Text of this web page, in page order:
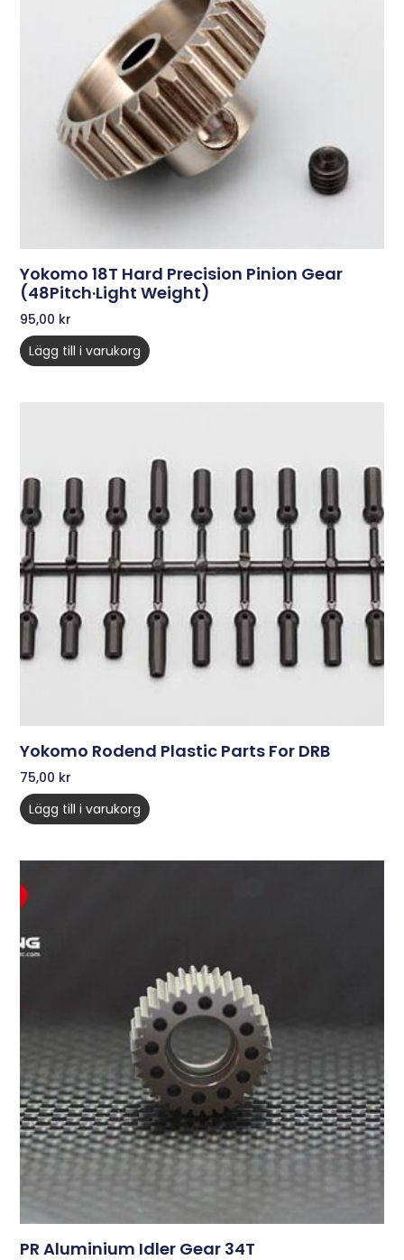
Yokomo 18T Hard Precision Pinion Gear
(48Pitch·Light Weight)
95,00 kr
Lägg till i varukorg
Yokomo Rodend Plastic Parts For DRB
75,00 kr
Lägg till i varukorg
PR Aluminium Idler Gear 34T